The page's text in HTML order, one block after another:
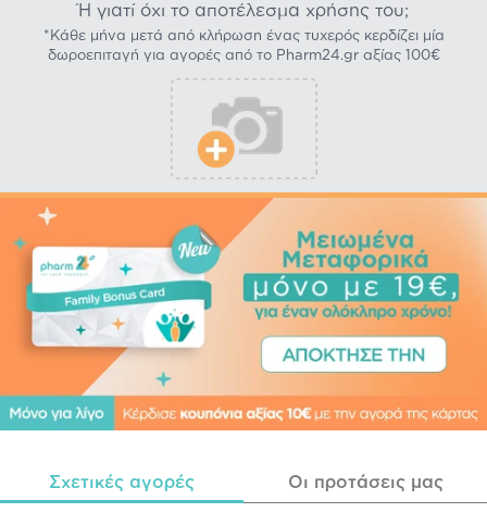
Ή γιατί όχι το αποτέλεσμα χρήσης του;
*Κάθε μήνα μετά από κλήρωση ένας τυχερός κερδίζει μία
δωροεπιταγή για αγορές από το Pharm24.gr αξίας 100€
Σχετικές αγορές Οι προτάσεις μας